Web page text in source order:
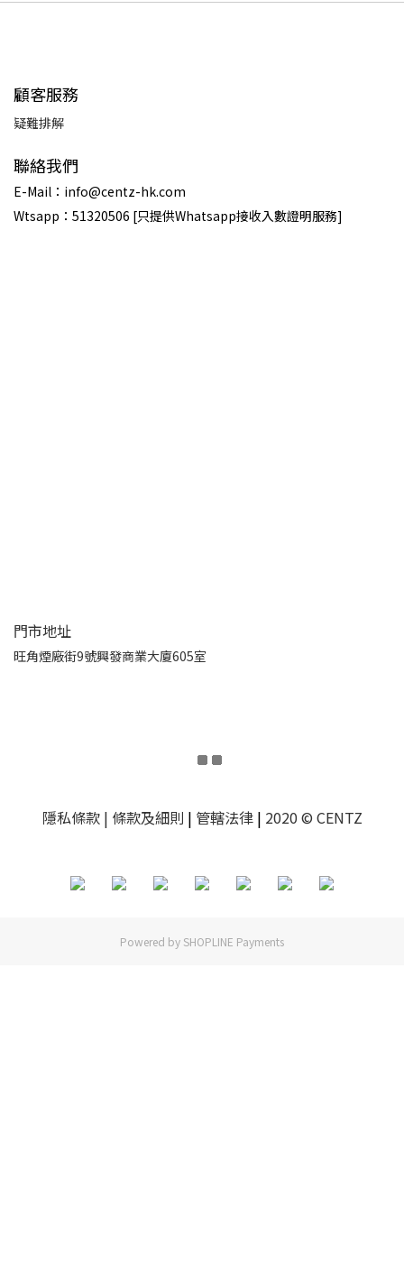
顧客服務
疑難排解
聯絡我們
E-Mail：info@centz-hk.com
Wtsapp：51320506 [只提供Whatsapp接收入數證明服務]
門市地址
旺角煙廠街9號興發商業大廈605室
隱私條款| 條款及細則 | 管轄法律| 2020 © CENTZ
Powered by SHOPLINE Payments